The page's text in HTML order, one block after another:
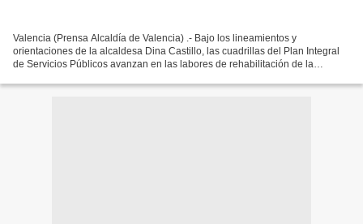
Valencia (Prensa Alcaldía de Valencia) .- Bajo los lineamientos y
orientaciones de la alcaldesa Dina Castillo, las cuadrillas del Plan Integral
de Servicios Públicos avanzan en las labores de rehabilitación de la